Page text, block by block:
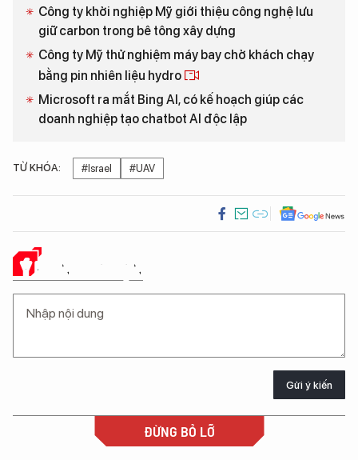
Công ty khởi nghiệp Mỹ giới thiệu công nghệ lưu
giữ carbon trong bê tông xây dựng
Công ty Mỹ thử nghiệm máy bay chở khách chạy
bằng pin nhiên liệu hydro
Microsoft ra mắt Bing AI, có kế hoạch giúp các
doanh nghiệp tạo chatbot AI độc lập
TỪ KHÓA: #Israel #UAV
Ý KIẾN CỦA BẠN
Gửi ý kiến
ĐỪNG BỎ LỠ